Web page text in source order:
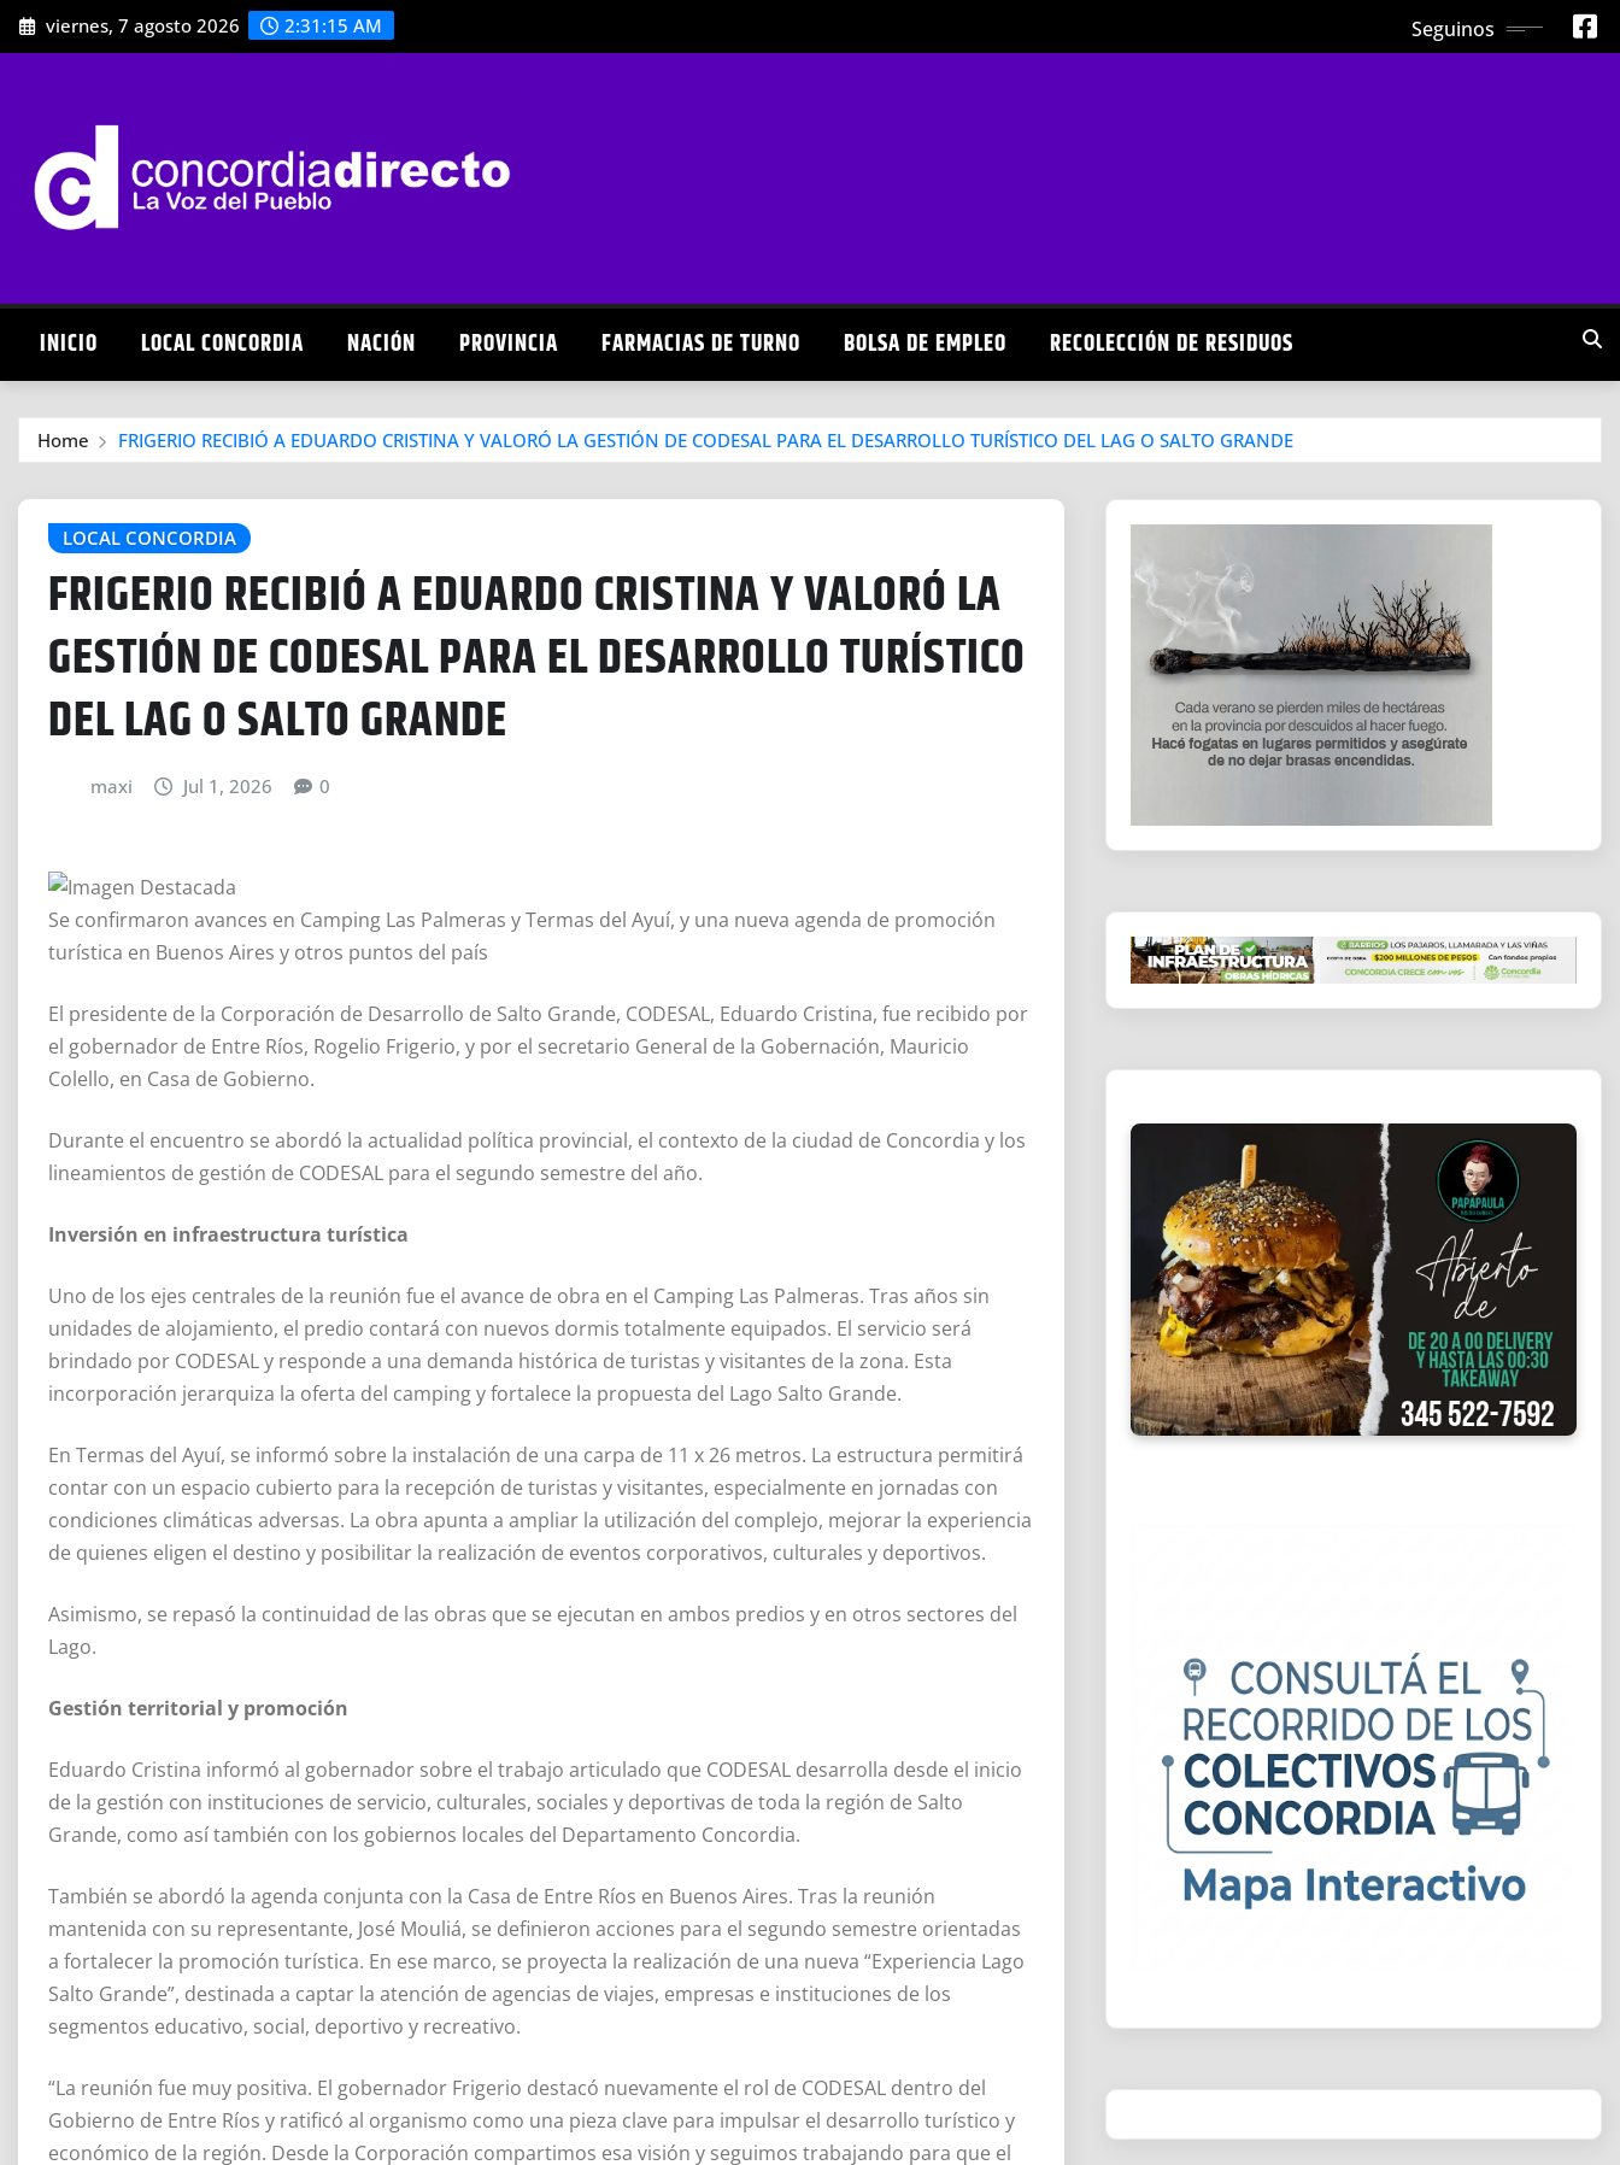
Skip
to
viernes, 7 agosto 2026 2:31:16 AM Seguinos
INICIO LOCAL CONCORDIA NACIÓN PROVINCIA FARMACIAS DE TURNO BOLSA DE EMPLEO RECOLECCIÓN DE RESIDUOS
Home FRIGERIO RECIBIÓ A EDUARDO CRISTINA Y VALORÓ LA GESTIÓN DE CODESAL PARA EL DESARROLLO TURÍSTICO DEL LAG O SALTO GRANDE
LOCAL CONCORDIA
FRIGERIO RECIBIÓ A EDUARDO CRISTINA Y VALORÓ LA
GESTIÓN DE CODESAL PARA EL DESARROLLO TURÍSTICO
DEL LAG O SALTO GRANDE
maxi Jul 1, 2026 0
Se confirmaron avances en Camping Las Palmeras y Termas del Ayuí, y una nueva agenda de promoción
turística en Buenos Aires y otros puntos del país
El presidente de la Corporación de Desarrollo de Salto Grande, CODESAL, Eduardo Cristina, fue recibido por
el gobernador de Entre Ríos, Rogelio Frigerio, y por el secretario General de la Gobernación, Mauricio
Colello, en Casa de Gobierno.
Durante el encuentro se abordó la actualidad política provincial, el contexto de la ciudad de Concordia y los
lineamientos de gestión de CODESAL para el segundo semestre del año.
Inversión en infraestructura turística
Uno de los ejes centrales de la reunión fue el avance de obra en el Camping Las Palmeras. Tras años sin
unidades de alojamiento, el predio contará con nuevos dormis totalmente equipados. El servicio será
brindado por CODESAL y responde a una demanda histórica de turistas y visitantes de la zona. Esta
incorporación jerarquiza la oferta del camping y fortalece la propuesta del Lago Salto Grande.
En Termas del Ayuí, se informó sobre la instalación de una carpa de 11 x 26 metros. La estructura permitirá
contar con un espacio cubierto para la recepción de turistas y visitantes, especialmente en jornadas con
condiciones climáticas adversas. La obra apunta a ampliar la utilización del complejo, mejorar la experiencia
de quienes eligen el destino y posibilitar la realización de eventos corporativos, culturales y deportivos.
Asimismo, se repasó la continuidad de las obras que se ejecutan en ambos predios y en otros sectores del
Lago.
Gestión territorial y promoción
Eduardo Cristina informó al gobernador sobre el trabajo articulado que CODESAL desarrolla desde el inicio
de la gestión con instituciones de servicio, culturales, sociales y deportivas de toda la región de Salto
Grande, como así también con los gobiernos locales del Departamento Concordia.
También se abordó la agenda conjunta con la Casa de Entre Ríos en Buenos Aires. Tras la reunión
mantenida con su representante, José Mouliá, se definieron acciones para el segundo semestre orientadas
a fortalecer la promoción turística. En ese marco, se proyecta la realización de una nueva “Experiencia Lago
Salto Grande”, destinada a captar la atención de agencias de viajes, empresas e instituciones de los
segmentos educativo, social, deportivo y recreativo.
“La reunión fue muy positiva. El gobernador Frigerio destacó nuevamente el rol de CODESAL dentro del
Gobierno de Entre Ríos y ratificó al organismo como una pieza clave para impulsar el desarrollo turístico y
económico de la región. Desde la Corporación compartimos esa visión y seguimos trabajando para que el